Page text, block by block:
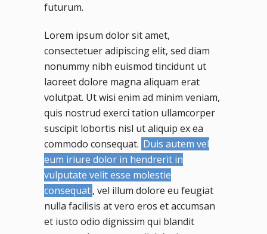
futurum.
Lorem ipsum dolor sit amet,
consectetuer adipiscing elit, sed diam
nonummy nibh euismod tincidunt ut
laoreet dolore magna aliquam erat
volutpat. Ut wisi enim ad minim veniam,
quis nostrud exerci tation ullamcorper
suscipit lobortis nisl ut aliquip ex ea
commodo consequat. Duis autem vel
eum iriure dolor in hendrerit in
vulputate velit esse molestie
consequat, vel illum dolore eu feugiat
nulla facilisis at vero eros et accumsan
et iusto odio dignissim qui blandit